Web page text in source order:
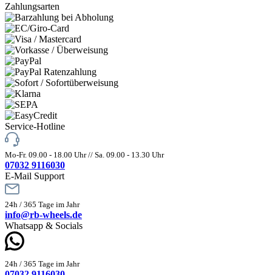
Zahlungsarten
Service-Hotline
Mo-Fr. 09.00 - 18.00 Uhr // Sa. 09.00 - 13.30 Uhr
07032 9116030
E-Mail Support
24h / 365 Tage im Jahr
info@rb-wheels.de
Whatsapp & Socials
24h / 365 Tage im Jahr